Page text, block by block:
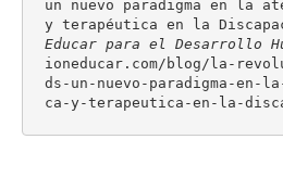
un nuevo paradigma en la
y terapéutica en la
Educar para el Desarrollo
ioneducar.com/blog/la-
ds-un-nuevo-paradigma-en-
ca-y-terapeutica-en-la-